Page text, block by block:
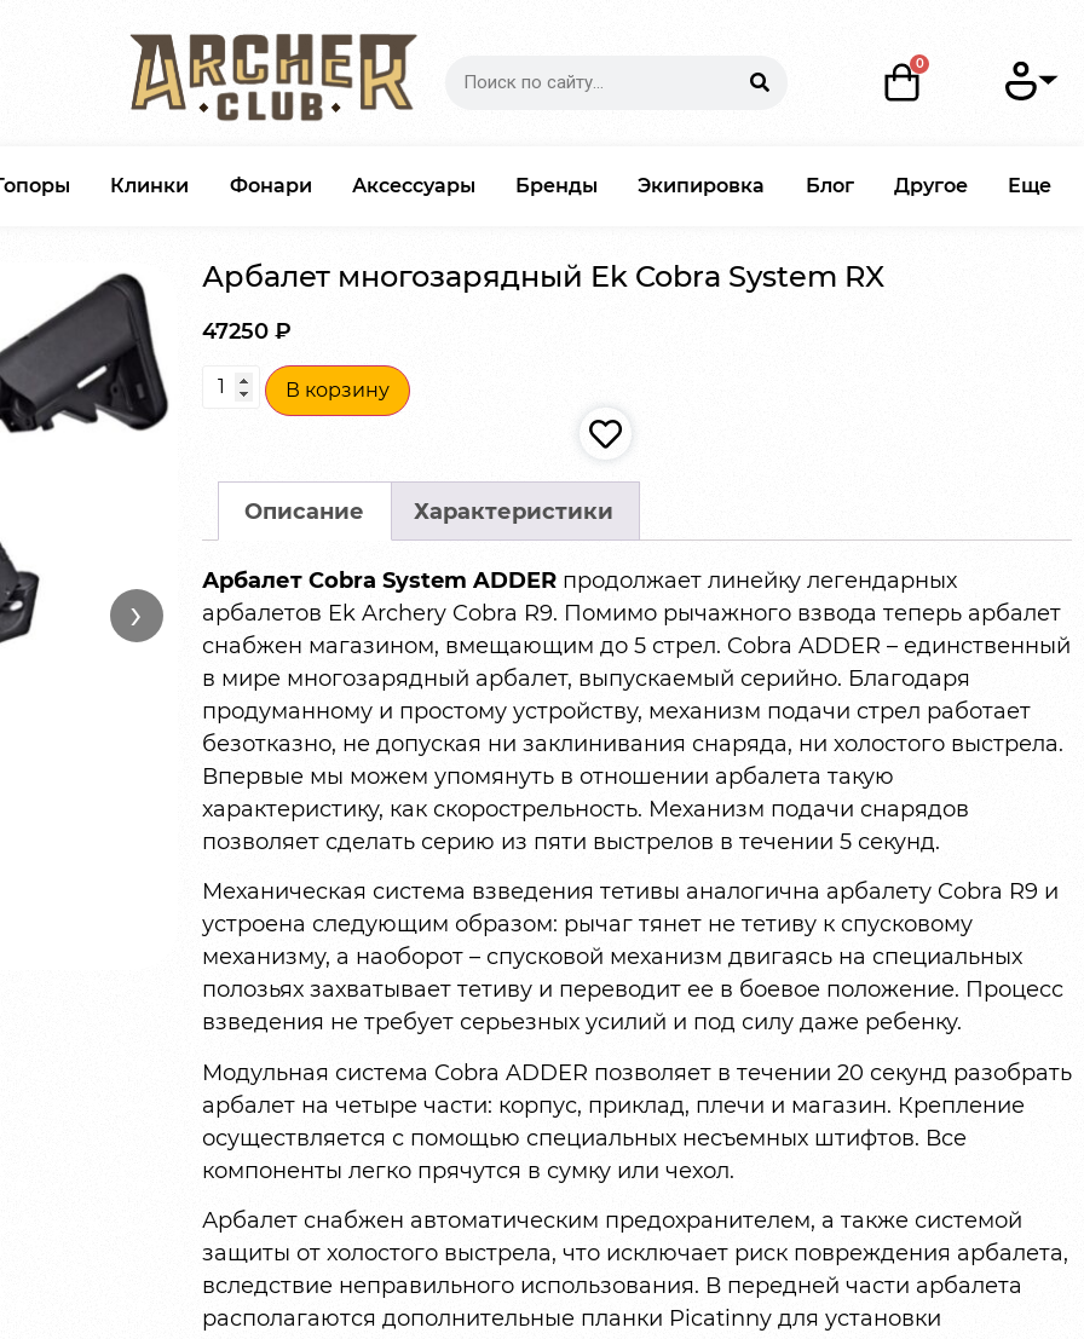
Клинки Фонари Аксессуары Бренды Экипировка Блог Другое Еще
›
Арбалет многозарядный Ek Cobra System RX
47250 ₽
В корзину
Описание Характеристики
Арбалет Cobra System ADDERпродолжает линейку легендарных
арбалетов Ek Archery Cobra R9. Помимо рычажного взвода теперь арбалет
снабжен магазином, вмещающим до 5 стрел. Cobra ADDER – единственный
в мире многозарядный арбалет, выпускаемый серийно. Благодаря
продуманному и простому устройству, механизм подачи стрел работает
безотказно, не допуская ни заклинивания снаряда, ни холостого выстрела.
Впервые мы можем упомянуть в отношении арбалета такую
характеристику, как скорострельность. Механизм подачи снарядов
позволяет сделать серию из пяти выстрелов в течении 5 секунд.
Механическая система взведения тетивы аналогична арбалету Cobra R9 и
устроена следующим образом: рычаг тянет не тетиву к спусковому
механизму, а наоборот – спусковой механизм двигаясь на специальных
полозьях захватывает тетиву и переводит ее в боевое положение. Процесс
взведения не требует серьезных усилий и под силу даже ребенку.
Модульная система Cobra ADDER позволяет в течении 20 секунд разобрать
арбалет на четыре части: корпус, приклад, плечи и магазин. Крепление
осуществляется с помощью специальных несъемных штифтов. Все
компоненты легко прячутся в сумку или чехол.
Арбалет снабжен автоматическим предохранителем, а также системой
защиты от холостого выстрела, что исключает риск повреждения арбалета,
вследствие неправильного использования. В передней части арбалета
располагаются дополнительные планки Picatinny для установки